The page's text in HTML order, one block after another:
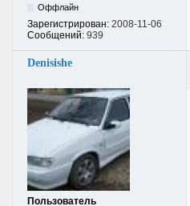
Оффлайн
Зарегистрирован: 2008-11-06
Сообщений: 939
Denisishe
Пользователь